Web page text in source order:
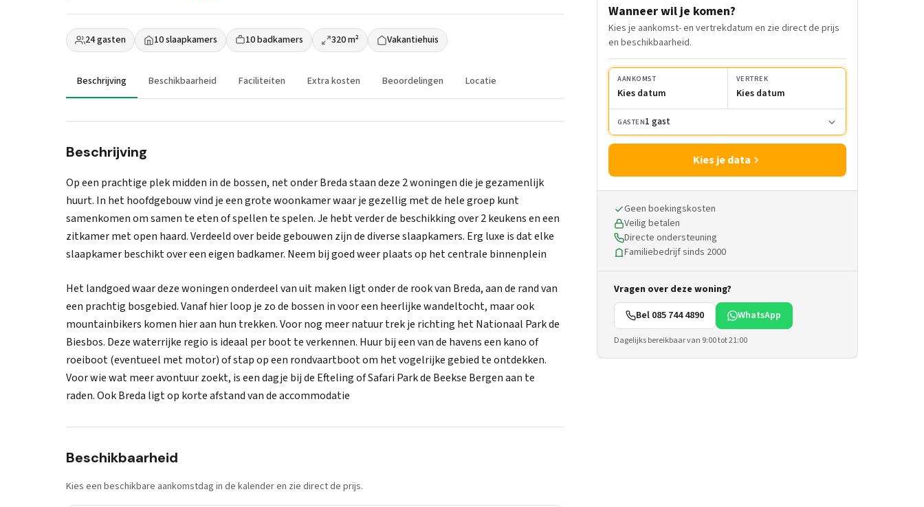
24 gasten 10 slaapkamers 10 badkamers 320 m² Vakantiehuis
Beschrijving Beschikbaarheid Faciliteiten Extra kosten Beoordelingen Locatie
Beschrijving
Op een prachtige plek midden in de bossen, net onder Breda staan deze 2 woningen die je gezamenlijk
huurt. In het hoofdgebouw vind je een grote woonkamer waar je gezellig met de hele groep kunt
samenkomen om samen te eten of spellen te spelen. Je hebt verder de beschikking over 2 keukens en een
zitkamer met open haard. Verdeeld over beide gebouwen zijn de diverse slaapkamers. Erg luxe is dat elke
slaapkamer beschikt over een eigen badkamer. Neem bij goed weer plaats op het centrale binnenplein
Het landgoed waar deze woningen onderdeel van uit maken ligt onder de rook van Breda, aan de rand van
een prachtig bosgebied. Vanaf hier loop je zo de bossen in voor een heerlijke wandeltocht, maar ook
mountainbikers komen hier aan hun trekken. Voor nog meer natuur trek je richting het Nationaal Park de
Biesbos. Deze waterrijke regio is ideaal per boot te verkennen. Huur bij een van de havens een kano of
roeiboot (eventueel met motor) of stap op een rondvaartboot om het vogelrijke gebied te ontdekken.
Voor wie wat meer avontuur zoekt, is een dagje bij de Efteling of Safari Park de Beekse Bergen aan te
raden. Ook Breda ligt op korte afstand van de accommodatie
Beschikbaarheid
Kies een beschikbare aankomstdag in de kalender en zie direct de prijs.
Wanneer wil je komen?
Kies je aankomst- en vertrekdatum en zie direct de prijs
en beschikbaarheid.
AANKOMST
Kies datum
VERTREK
Kies datum
GASTEN1 gast
Kies je data
Geen boekingskosten
Veilig betalen
Directe ondersteuning
Familiebedrijf sinds 2000
Vragen over deze woning?
Bel 085 744 4890
WhatsApp
Dagelijks bereikbaar van 9:00 tot 21:00